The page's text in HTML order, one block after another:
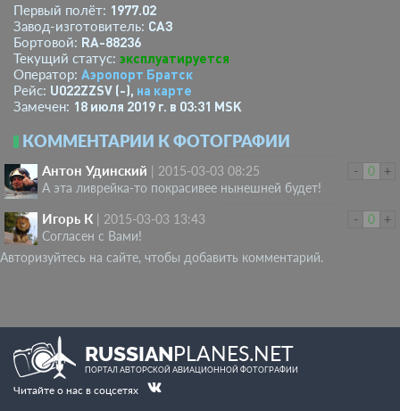
Первый полёт: 1977.02
Завод-изготовитель: САЗ
Бортовой: RA-88236
Текущий статус: эксплуатируется
Оператор: Аэропорт Братск
Рейс: U022ZZSV (-), на карте
Замечен: 18 июля 2019 г. в 03:31 MSK
КОММЕНТАРИИ К ФОТОГРАФИИ
- 0 +
Антон Удинский
2015-03-03 08:25
А эта ливрейка-то покрасивее нынешней будет!
- 0 +
Игорь К
2015-03-03 13:43
Согласен с Вами!
Авторизуйтесь на сайте, чтобы добавить комментарий.
RUSSIANPLANES.NET
ПОРТАЛ АВТОРСКОЙ АВИАЦИОННОЙ ФОТОГРАФИИ
Читайте о нас в соцсетях